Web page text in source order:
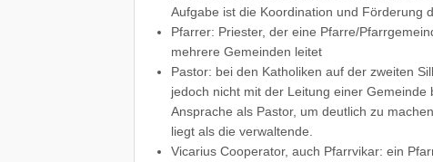
Aufgabe ist die Koordination und Förderung
Pfarrer: Priester, der eine Pfarre/
mehrere Gemeinden leitet
Pastor: bei den Katholiken auf der zweiten
jedoch nicht mit der Leitung einer
Ansprache als Pastor, um deutlich zu
liegt als die verwaltende.
Vicarius Cooperator, auch Pfarrvikar: ein